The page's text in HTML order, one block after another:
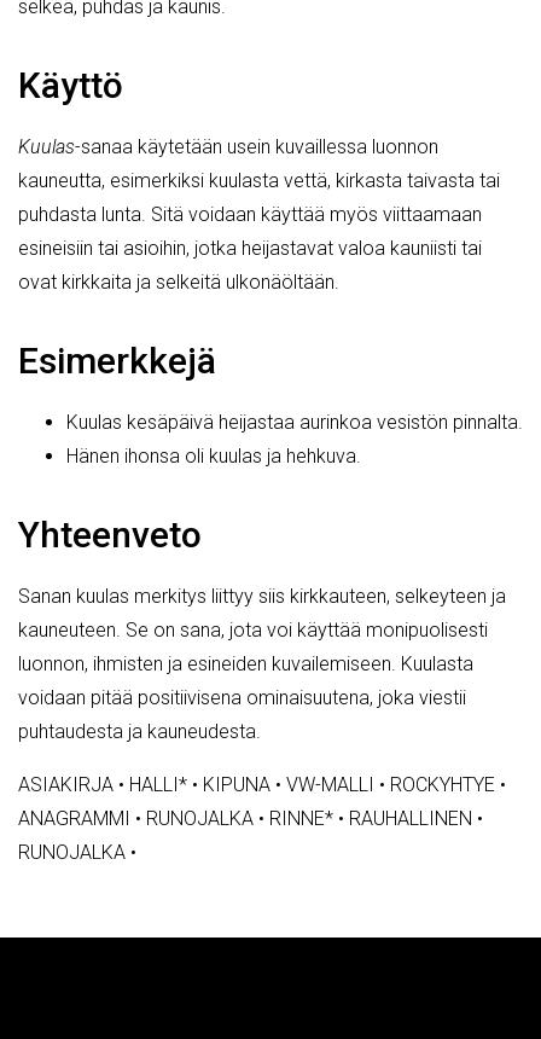
selkeä, puhdas ja kaunis.
Käyttö
Kuulas-sanaa käytetään usein kuvaillessa luonnon
kauneutta, esimerkiksi kuulasta vettä, kirkasta taivasta tai
puhdasta lunta. Sitä voidaan käyttää myös viittaamaan
esineisiin tai asioihin, jotka heijastavat valoa kauniisti tai
ovat kirkkaita ja selkeitä ulkonäöltään.
Esimerkkejä
Kuulas kesäpäivä heijastaa aurinkoa vesistön pinnalta.
Hänen ihonsa oli kuulas ja hehkuva.
Yhteenveto
Sanan kuulas merkitys liittyy siis kirkkauteen, selkeyteen ja
kauneuteen. Se on sana, jota voi käyttää monipuolisesti
luonnon, ihmisten ja esineiden kuvailemiseen. Kuulasta
voidaan pitää positiivisena ominaisuutena, joka viestii
puhtaudesta ja kauneudesta.
ASIAKIRJA • HALLI* • KIPUNA • VW-MALLI • ROCKYHTYE •
ANAGRAMMI • RUNOJALKA • RINNE* • RAUHALLINEN •
RUNOJALKA •